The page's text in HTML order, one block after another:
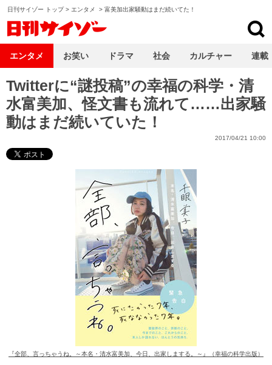
日刊サイゾー トップ> エンタメ > 富美加出家騒動はまだ続いてた！
Twitterに“謎投稿”の幸福の科学・清
水富美加、怪文書も流れて……出家騒
動はまだ続いていた！
2017/04/21 10:00
『全部、言っちゃうね。～本名・清水富美加、今日、出家しまする。～』（幸福の科学出版）
エンタメ お笑い ドラマ 社会 カルチャー 連載